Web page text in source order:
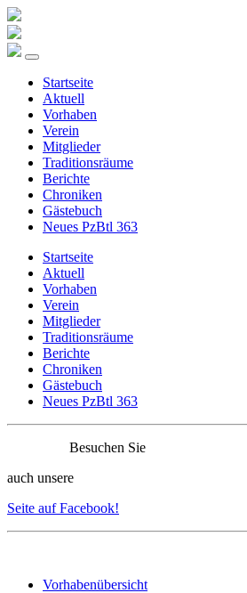
Startseite
Aktuell
Vorhaben
Verein
Mitglieder
Traditionsräume
Berichte
Chroniken
Gästebuch
Neues PzBtl 363
Startseite
Aktuell
Vorhaben
Verein
Mitglieder
Traditionsräume
Berichte
Chroniken
Gästebuch
Neues PzBtl 363
Besuchen Sie
auch unsere
Seite auf Facebook!
Vorhabenübersicht